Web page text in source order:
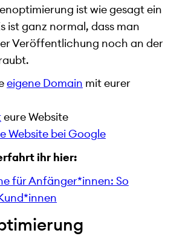
ist wie gesagt ein
ist ganz normal, dass man
Veröffentlichung noch an der
eigene Domain mit eurer
eure Website
Website bei Google
ihr hier:
für Anfänger*innen: So